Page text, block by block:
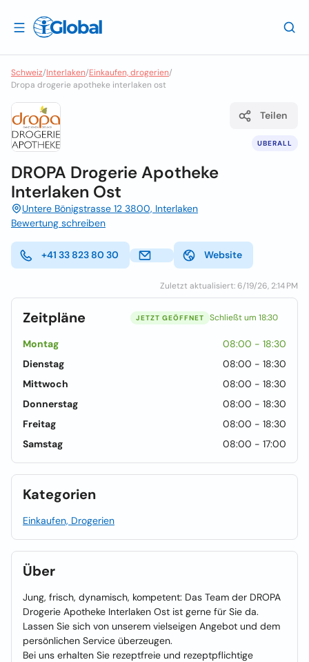
Schweiz/Interlaken/Einkaufen, drogerien/
Dropa drogerie apotheke interlaken ost
UBERALL
Teilen
DROPA Drogerie Apotheke
Interlaken Ost
Untere Bönigstrasse 12 3800, Interlaken
Bewertung schreiben
+41 33 823 80 30 Website
Zuletzt aktualisiert: 6/19/26, 2:14 PM
Zeitpläne JETZT GEÖFFNET Schließt um 18:30
Montag
08:00 - 18:30
Dienstag
08:00 - 18:30
Mittwoch
08:00 - 18:30
Donnerstag
08:00 - 18:30
Freitag
08:00 - 18:30
Samstag
08:00 - 17:00
Kategorien
Einkaufen, Drogerien
Über
Jung, frisch, dynamisch, kompetent: Das Team der DROPA
Drogerie Apotheke Interlaken Ost ist gerne für Sie da.
Lassen Sie sich von unserem vielseigen Angebot und dem
persönlichen Service überzeugen.
Bei uns erhalten Sie rezeptfreie und rezeptpflichtige